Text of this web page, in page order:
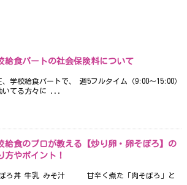
給食パートの社会保険料について
、学校給食パートで、 週5フルタイム（9:00〜15:00）
いてる方々に ...
給食のプロが教える【炒り卵・卵そぼろ】の
方やポイント！
ろ丼 牛乳 みそ汁 甘辛く煮た「肉そぼろ」と